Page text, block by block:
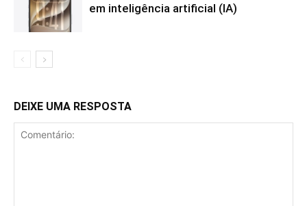
em inteligência artificial (IA)
DEIXE UMA RESPOSTA